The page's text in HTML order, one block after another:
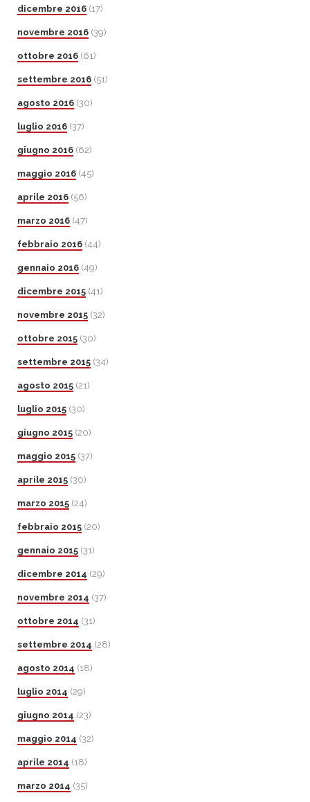
dicembre 2016 (17)
novembre 2016 (39)
ottobre 2016 (61)
settembre 2016 (51)
agosto 2016 (30)
luglio 2016 (37)
giugno 2016 (62)
maggio 2016 (45)
aprile 2016 (56)
marzo 2016 (47)
febbraio 2016 (44)
gennaio 2016 (49)
dicembre 2015 (41)
novembre 2015 (32)
ottobre 2015 (30)
settembre 2015 (34)
agosto 2015 (21)
luglio 2015 (30)
giugno 2015 (20)
maggio 2015 (37)
aprile 2015 (30)
marzo 2015 (24)
febbraio 2015 (20)
gennaio 2015 (31)
dicembre 2014 (29)
novembre 2014 (37)
ottobre 2014 (31)
settembre 2014 (28)
agosto 2014 (18)
luglio 2014 (29)
giugno 2014 (23)
maggio 2014 (32)
aprile 2014 (18)
marzo 2014 (35)